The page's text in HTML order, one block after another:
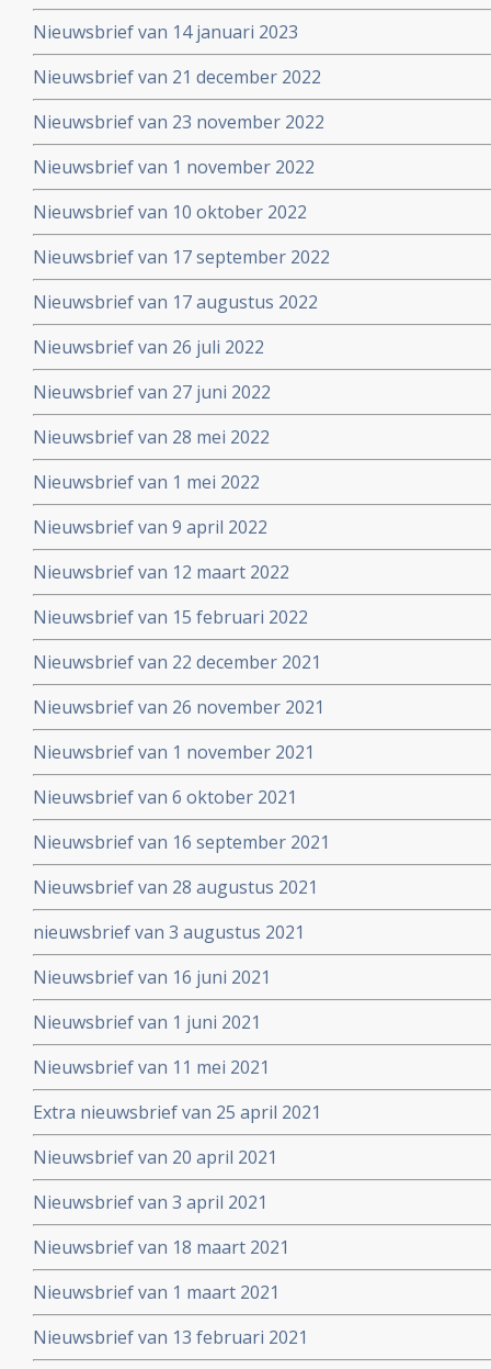
Nieuwsbrief van 14 januari 2023
Nieuwsbrief van 21 december 2022
Nieuwsbrief van 23 november 2022
Nieuwsbrief van 1 november 2022
Nieuwsbrief van 10 oktober 2022
Nieuwsbrief van 17 september 2022
Nieuwsbrief van 17 augustus 2022
Nieuwsbrief van 26 juli 2022
Nieuwsbrief van 27 juni 2022
Nieuwsbrief van 28 mei 2022
Nieuwsbrief van 1 mei 2022
Nieuwsbrief van 9 april 2022
Nieuwsbrief van 12 maart 2022
Nieuwsbrief van 15 februari 2022
Nieuwsbrief van 22 december 2021
Nieuwsbrief van 26 november 2021
Nieuwsbrief van 1 november 2021
Nieuwsbrief van 6 oktober 2021
Nieuwsbrief van 16 september 2021
Nieuwsbrief van 28 augustus 2021
nieuwsbrief van 3 augustus 2021
Nieuwsbrief van 16 juni 2021
Nieuwsbrief van 1 juni 2021
Nieuwsbrief van 11 mei 2021
Extra nieuwsbrief van 25 april 2021
Nieuwsbrief van 20 april 2021
Nieuwsbrief van 3 april 2021
Nieuwsbrief van 18 maart 2021
Nieuwsbrief van 1 maart 2021
Nieuwsbrief van 13 februari 2021